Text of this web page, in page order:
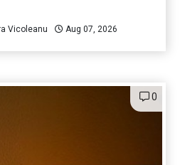
Vicoleanu Aug 07, 2026
0